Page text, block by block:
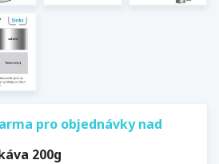
pro objednávky nad
200g